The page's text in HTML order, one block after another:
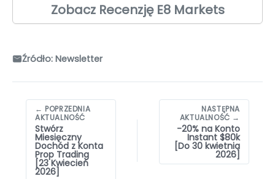
Zobacz Recenzję E8 Markets
Źródło: Newsletter
Nawigacja
wpisów
← POPRZEDNIA
AKTUALNOŚĆ
Stwórz
Miesięczny
Dochód z Konta
Prop Trading
[23 Kwiecień
2026]
NASTĘPNA
AKTUALNOŚĆ →
-20% na Konto
Instant $80k
[Do 30 kwietnia
2026]